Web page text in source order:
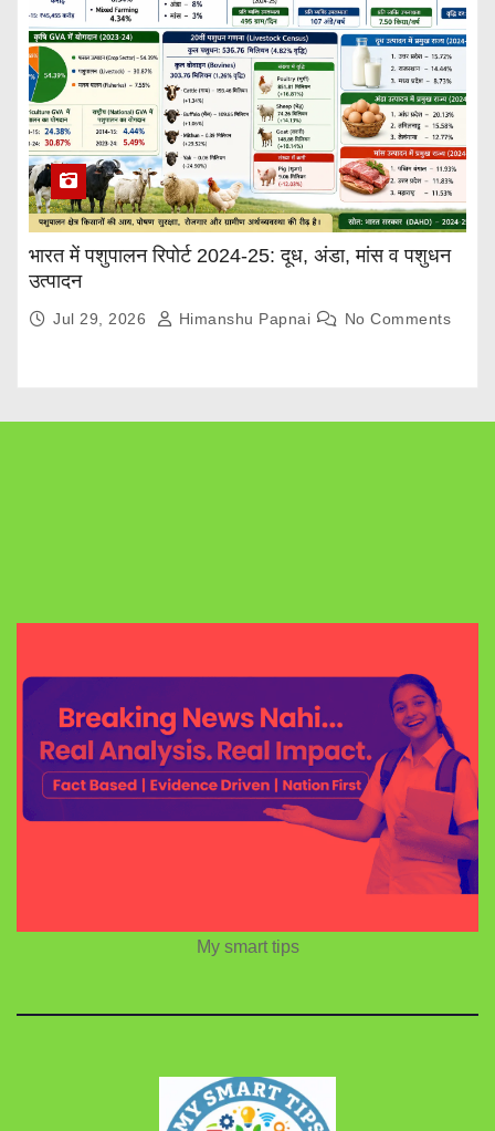
भारत में पशुपालन रिपोर्ट 2024-25: दूध, अंडा, मांस व पशुधन
उत्पादन
Jul 29, 2026 Himanshu Papnai No Comments
My smart tips